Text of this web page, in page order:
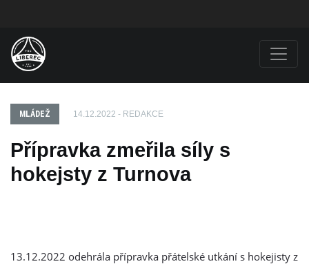
MLÁDEŽ 14.12.2022 - REDAKCE
Přípravka zmeřila síly s
hokejsty z Turnova
13.12.2022 odehrála přípravka přátelské utkání s hokejisty z